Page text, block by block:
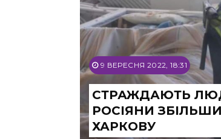
9 ВЕРЕСНЯ 2022, 18:31
СТРАЖДАЮТЬ
РОСІЯНИ
ХАРКОВУ